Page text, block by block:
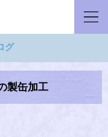
グ
製缶加工